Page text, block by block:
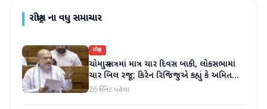
રાષ્ટ્રીયના વધુ સમાચાર
રાષ્ટ્રીય
ચોમાસુ સત્રમાં માત્ર ચાર દિવસ બાકી, લોકસભામાં
ચાર બિલ રજૂ; કિરેન રિજિજુએ કહ્યું કે અમિત
શાહ ચર્ચા પછી જવાબ આપશે
26 મિનિટ પહેલા